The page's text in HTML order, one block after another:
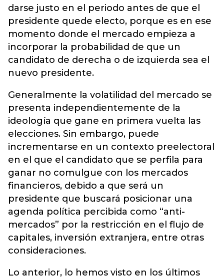
darse justo en el periodo antes de que el
presidente quede electo, porque es en ese
momento donde el mercado empieza a
incorporar la probabilidad de que un
candidato de derecha o de izquierda sea el
nuevo presidente.
Generalmente la volatilidad del mercado se
presenta independientemente de la
ideología que gane en primera vuelta las
elecciones. Sin embargo, puede
incrementarse en un contexto preelectoral
en el que el candidato que se perfila para
ganar no comulgue con los mercados
financieros, debido a que será un
presidente que buscará posicionar una
agenda política percibida como “anti-
mercados” por la restricción en el flujo de
capitales, inversión extranjera, entre otras
consideraciones.
Lo anterior, lo hemos visto en los últimos